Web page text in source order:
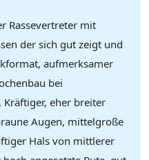
Rassevertreter mit
der sich gut zeigt und
aufmerksamer
bei
eher breiter
Augen, mittelgroße
Hals von mittlerer